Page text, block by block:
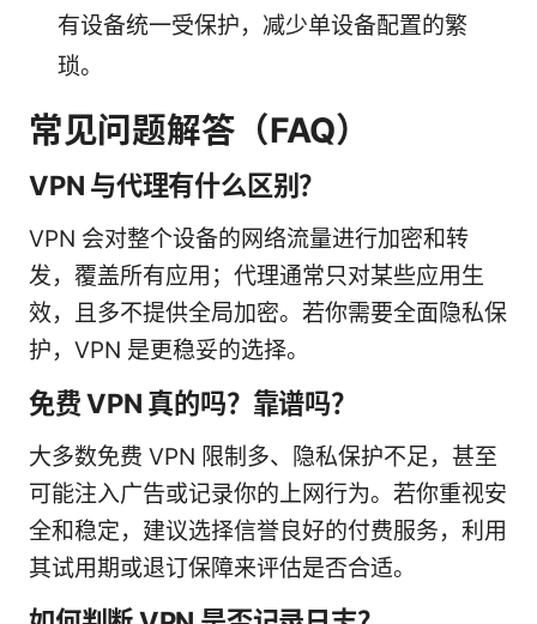
有设备统一受保护，减少单设备配置的繁
琐。
常见问题解答（FAQ）
VPN 与代理有什么区别？
VPN 会对整个设备的网络流量进行加密和转
发，覆盖所有应用；代理通常只对某些应用生
效，且多不提供全局加密。若你需要全面隐私保
护，VPN 是更稳妥的选择。
免费 VPN 真的吗？靠谱吗？
大多数免费 VPN 限制多、隐私保护不足，甚至
可能注入广告或记录你的上网行为。若你重视安
全和稳定，建议选择信誉良好的付费服务，利用
其试用期或退订保障来评估是否合适。